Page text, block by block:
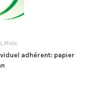
, Mixte
adhérent: papier